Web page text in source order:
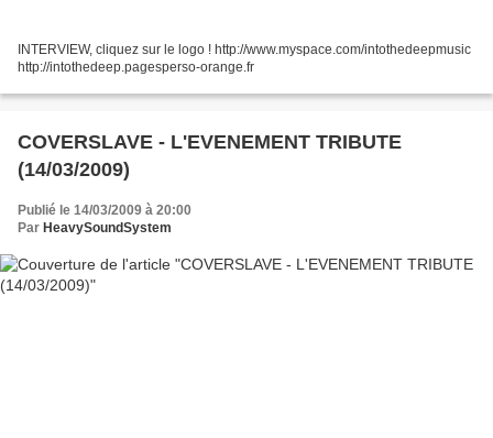
INTERVIEW, cliquez sur le logo ! http://www.myspace.com/intothedeepmusic
http://intothedeep.pagesperso-orange.fr
COVERSLAVE - L'EVENEMENT TRIBUTE
(14/03/2009)
Publié le 14/03/2009 à 20:00
Par HeavySoundSystem